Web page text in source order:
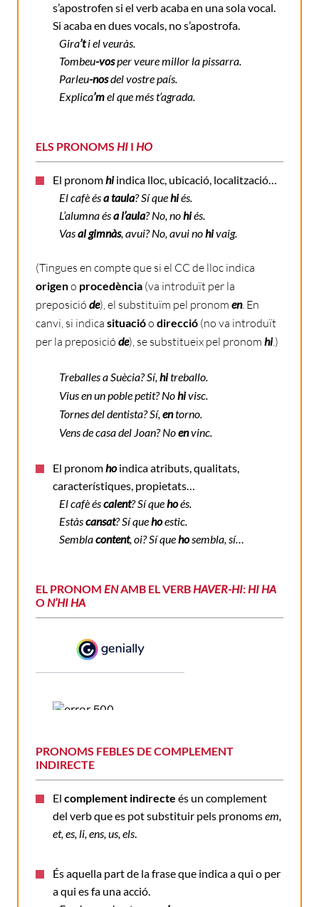
s’apostrofen si el verb acaba en una sola vocal.
Si acaba en dues vocals, no s’apostrofa.
Gira’ti el veuràs.
Tombeu-vosper veure millor la pissarra.
Parleu-nosdel vostre país.
Explica’mel que més t’agrada.
ELS PRONOMS HI I HO
El pronomhiindica lloc, ubicació, localització…
El cafè ésa taula?Sí quehiés.
L’alumna ésa l’aula? No, nohiés.
Vasal gimnàs, avui? No, avui nohivaig.
(Tingues en compte que si el CC de lloc indica
origeno procedència (va introduït per la
preposició de), el substituïm pel pronom en. En
canvi, si indica situacióo direcció (no va introduït
per la preposició de), se substitueix pel pronom hi.)
Treballes a Suècia? Sí,hitreballo.
Vius en un poble petit? Nohivisc.
Tornes del dentista? Sí,entorno.
Vens de casa del Joan? Noenvinc.
El pronomhoindica atributs, qualitats,
característiques, propietats…
El cafè éscalent?Sí quehoés.
Estàscansat? Sí quehoestic.
Semblacontent, oi? Sí quehosembla, sí…
EL PRONOM ENAMB EL VERB HAVER-HI: HI HA
O N’HI HA
PRONOMS FEBLES DE COMPLEMENT
INDIRECTE
El complement indirecte és un complement
del verb que es pot substituir pels pronomsem,
et, es, li, ens, us, els.
És aquella part de la frase que indica a qui o per
a qui es fa una acció.